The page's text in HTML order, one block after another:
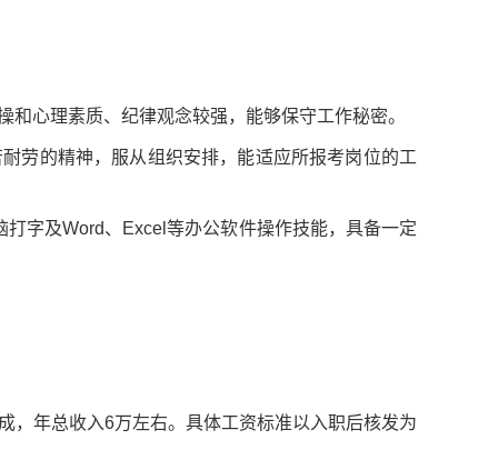
心理素质、纪律观念较强，能够保守工作秘密。
劳的精神，服从组织安排，能适应所报考岗位的工
字及Word、Excel等办公软件操作技能，具备一定
，年总收入6万左右。具体工资标准以入职后核发为